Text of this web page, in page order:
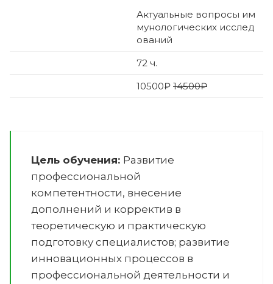
Актуальные вопросы им
мунологических исслед
ований
72 ч.
10500₽ 14500₽
Цель обучения: Развитие
профессиональной
компетентности, внесение
дополнений и корректив в
теоретическую и практическую
подготовку специалистов; развитие
инновационных процессов в
профессиональной деятельности и